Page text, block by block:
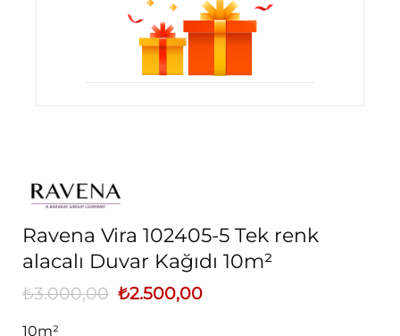
Ravena Vira 102405-5 Tek renk
alacalı Duvar Kağıdı 10m²
₺3.000,00 Orijinal
fiyat:
₺2.500,00Şu
10m²